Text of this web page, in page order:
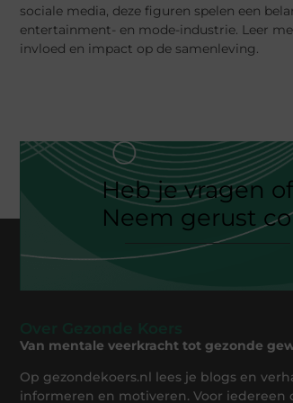
sociale media, deze figuren spelen een
entertainment- en mode-industrie. Leer
invloed en impact op de samenleving.
Heb je vragen of
Neem gerust
Van mentale veerkracht tot gezonde
Op gezondekoers.nl lees je blogs en
informeren en motiveren. Voor iedereen